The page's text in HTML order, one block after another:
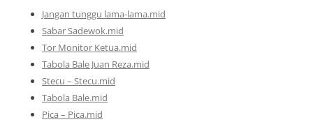
Jangan tunggu lama-lama.mid
Sabar Sadewok.mid
Tor Monitor Ketua.mid
Tabola Bale Juan Reza.mid
Stecu – Stecu.mid
Tabola Bale.mid
Pica – Pica.mid